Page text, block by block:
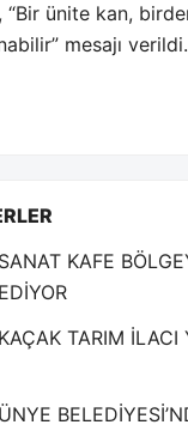
ünite kan,
mesajı verildi.
SANAT KAFE
EDİYOR
KAÇAK TARIM İLACI
ÜNYE